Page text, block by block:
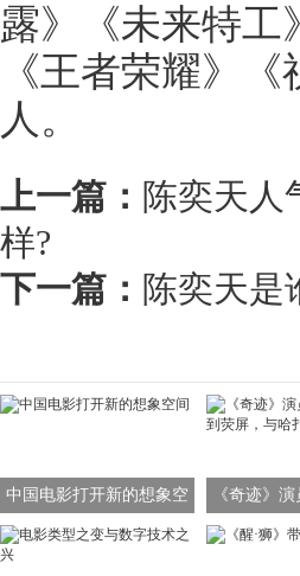
露》《未来特工
《王者荣耀》
人。
上一篇： 陈奕天人
样?
下一篇： 陈奕天是
中国电影打开新的想象空
间
《奇迹》
原到荧屏，